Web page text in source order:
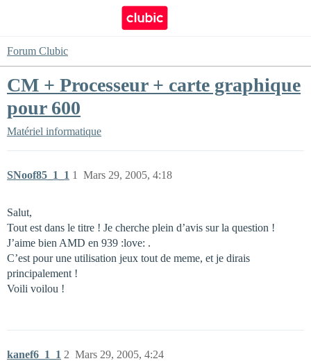
Forum Clubic
CM + Processeur + carte graphique
pour 600
Matériel informatique
SNoof85_1_1 Mars 29, 2005, 4:18
1
Salut,
Tout est dans le titre ! Je cherche plein d’avis sur la question !
J’aime bien AMD en 939 :love: .
C’est pour une utilisation jeux tout de meme, et je dirais
principalement !
Voili voilou !
kanef6_1_1 Mars 29, 2005, 4:24
2